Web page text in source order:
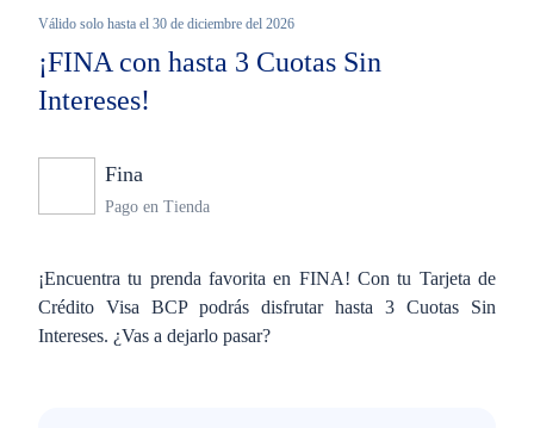
Válido solo hasta el 30 de diciembre del 2026
¡FINA con hasta 3 Cuotas Sin
Intereses!
Fina
Pago en Tienda
¡Encuentra tu prenda favorita en FINA! Con tu Tarjeta de
Crédito Visa BCP podrás disfrutar hasta 3 Cuotas Sin
Intereses. ¿Vas a dejarlo pasar?